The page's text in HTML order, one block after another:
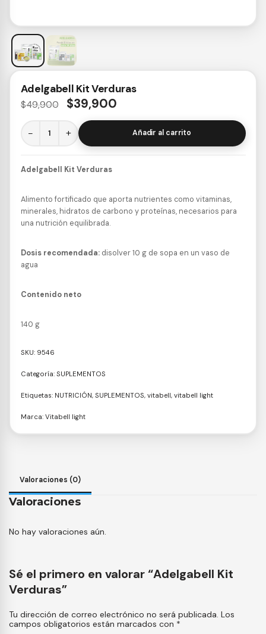
Adelgabell Kit Verduras
$49,900 $39,900
− + Añadir al carrito
Adelgabell Kit Verduras
Alimento fortificado que aporta nutrientes como vitaminas,
minerales, hidratos de carbono y proteínas, necesarios para
una nutrición equilibrada.
Dosis recomendada:disolver 10 g de sopa en un vaso de
agua
Contenido neto
140 g
SKU: 9546
Categoría: SUPLEMENTOS
Etiquetas: NUTRICIÓN, SUPLEMENTOS, vitabell, vitabell light
Marca: Vitabell light
Valoraciones (0)
Valoraciones
No hay valoraciones aún.
Sé el primero en valorar “Adelgabell Kit
Verduras”
Tu dirección de correo electrónico no será publicada. Los
campos obligatorios están marcados con *